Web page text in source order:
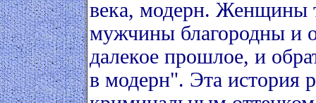
века, модерн. Женщины
мужчины благородны и
далекое прошлое, и
в модерн". Эта история